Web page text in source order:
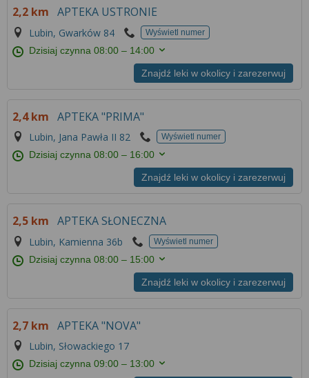
2,2 km APTEKA USTRONIE
Lubin, Gwarków 84 Wyświetl numer
Dzisiaj czynna08:00 – 14:00
Znajdź leki w okolicy i zarezerwuj
2,4 km APTEKA "PRIMA"
Lubin, Jana Pawła II 82 Wyświetl numer
Dzisiaj czynna08:00 – 16:00
Znajdź leki w okolicy i zarezerwuj
2,5 km APTEKA SŁONECZNA
Lubin, Kamienna 36b Wyświetl numer
Dzisiaj czynna08:00 – 15:00
Znajdź leki w okolicy i zarezerwuj
2,7 km APTEKA "NOVA"
Lubin, Słowackiego 17
Dzisiaj czynna09:00 – 13:00